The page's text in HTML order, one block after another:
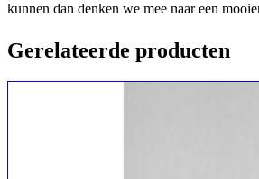
kunnen dan denken we mee naar een
Gerelateerde producten